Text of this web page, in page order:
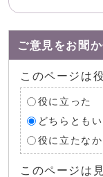
ご意見をお聞
このページは
役に立った
どちらとも
役に立たなか
このページは